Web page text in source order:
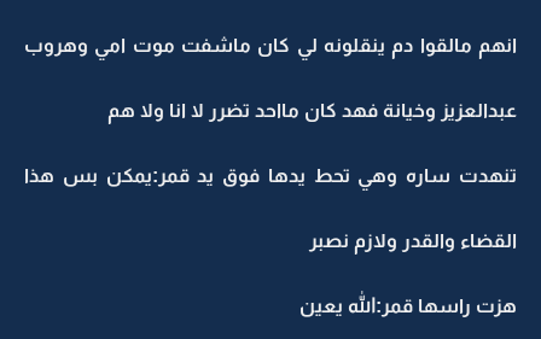
انهم مالقوا دم ينقلونه لي كان ماشفت موت امي وهروب
عبدالعزيز وخيانة فهد كان مااحد تضرر لا انا ولا هم
تنهدت ساره وهي تحط يدها فوق يد قمر:يمكن بس هذا
القضاء والقدر ولازم نصبر
هزت راسها قمر:الله يعين